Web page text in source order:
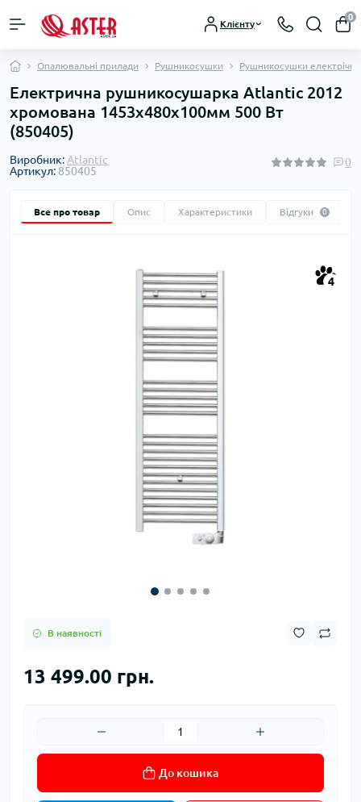
Клієнту
0
Опалювальні прилади Рушникосушки Рушникосушки електрічні
Електрична рушникосушарка Atlantic 2012
хромована 1453х480х100мм 500 Вт
(850405)
Виробник: Atlantic
Артикул: 850405
0
Все про товар Опис Характеристики Відгуки 0
4
В наявності
13 499.00 грн.
До кошика